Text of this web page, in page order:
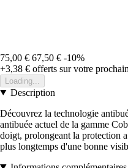
75,00 € 67,50 € -10%
+3,38 € offerts sur votre
Loading...
Description
Découvrez la technologie
antibuée actuel de la gamme
doigt, prolongeant la protection
plus longtemps d'une bonne